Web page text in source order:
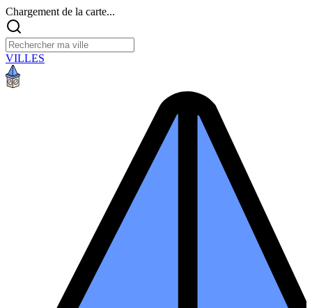
Chargement de la carte...
VILLES